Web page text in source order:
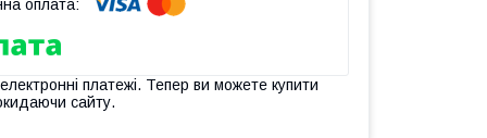
платежі. Тепер ви можете купити
сайту.